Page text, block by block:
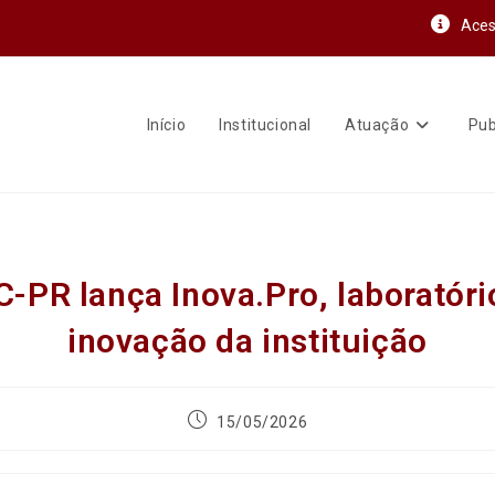
Início Institucional Atuação
PR lança Inova.Pro,
inovação da instituição
15/05/2026